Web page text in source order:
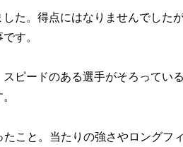
た。得点にはなりませんでしたが
す。
ピードのある選手がそろってい
こと。当たりの強さやロングフ